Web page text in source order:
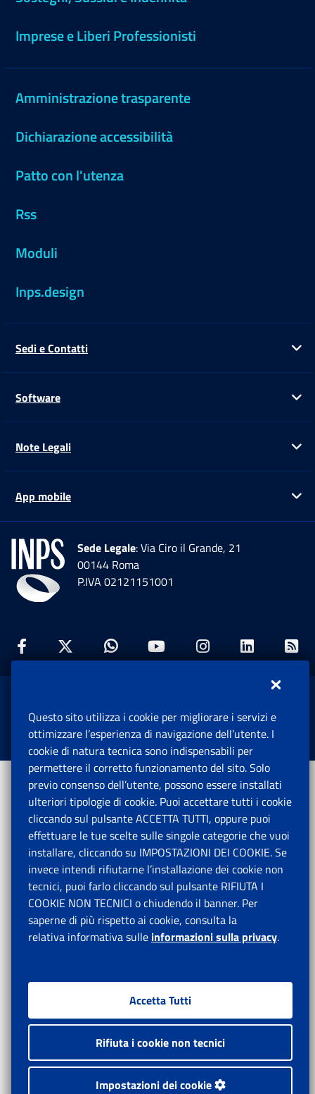
Imprese e Liberi Professionisti
Amministrazione trasparente
Dichiarazione accessibilità
Patto con l'utenza
Rss
Moduli
Inps.design
Sedi e Contatti
Software
Note Legali
App mobile
Sede Legale: Via Ciro il Grande, 21
00144 Roma
P.IVA 02121151001
Facebook: Apre una nuova finestra
Twitter: Apre una nuova finestra
Whatsapp: Apre una nuova
Youtube: Apre una
Instagram:
Istituto Nazionale Previdenza Sociale.
Tutti i diritti riservati.
Questo sito utilizza i cookie per migliorare i servizi e
ottimizzare l’esperienza di navigazione dell’utente. I
cookie di natura tecnica sono indispensabili per
permettere il corretto funzionamento del sito. Solo
previo consenso dell’utente, possono essere installati
ulteriori tipologie di cookie. Puoi accettare tutti i cookie
cliccando sul pulsante ACCETTA TUTTI, oppure puoi
effettuare le tue scelte sulle singole categorie che vuoi
installare, cliccando su IMPOSTAZIONI DEI COOKIE. Se
invece intendi rifiutarne l’installazione dei cookie non
tecnici, puoi farlo cliccando sul pulsante RIFIUTA I
COOKIE NON TECNICI o chiudendo il banner. Per
saperne di più rispetto ai cookie, consulta la
relativa informativa sulle informazioni sulla privacy.
Accetta Tutti
Rifiuta i cookie non tecnici
Impostazioni dei cookie